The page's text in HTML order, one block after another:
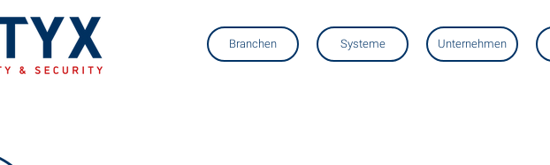
Branchen Systeme Unternehmen